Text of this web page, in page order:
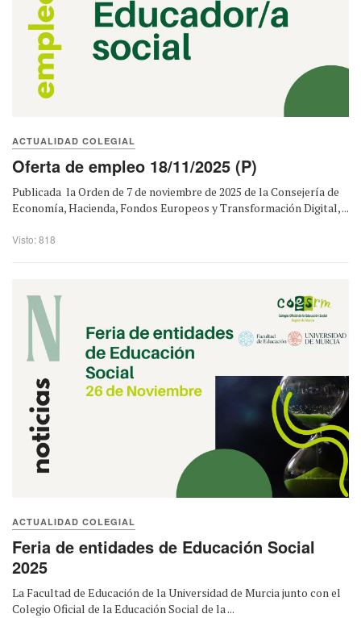
ACTUALIDAD COLEGIAL
Oferta de empleo 18/11/2025 (P)
Publicada la Orden de 7 de noviembre de 2025 de la Consejería de
Economía, Hacienda, Fondos Europeos y Transformación Digital, ...
Visto: 818
ACTUALIDAD COLEGIAL
Feria de entidades de Educación Social
2025
La Facultad de Educación de la Universidad de Murcia junto con el
Colegio Oficial de la Educación Social de la ...